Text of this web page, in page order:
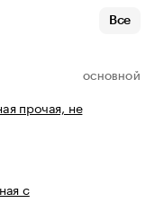
Все
ОСНОВНОЙ
прочая, не
с